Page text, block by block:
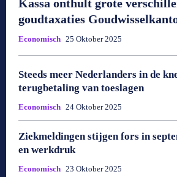
Kassa onthult grote
goudtaxaties
Economisch 25 Oktober 2025
Steeds meer Nederlanders in de
terugbetaling van toeslagen
Economisch 24 Oktober 2025
Ziekmeldingen stijgen fors in
en werkdruk
Economisch 23 Oktober 2025